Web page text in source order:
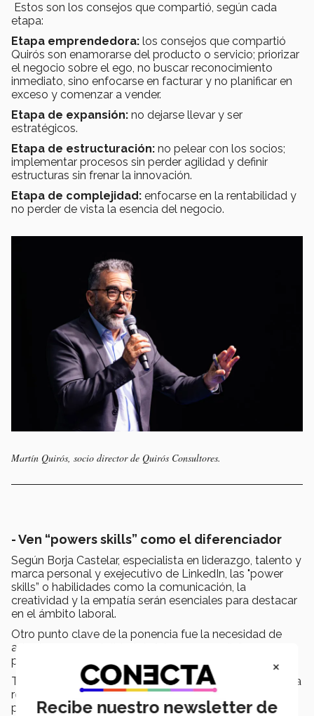
Estos son los consejos que compartió, según cada
etapa:
Etapa emprendedora: los consejos que compartió
Quirós son enamorarse del producto o servicio; priorizar
el negocio sobre el ego, no buscar reconocimiento
inmediato, sino enfocarse en facturar y no planificar en
exceso y comenzar a vender.
Etapa de expansión: no dejarse llevar y ser
estratégicos.
Etapa de estructuración: no pelear con los socios;
implementar procesos sin perder agilidad y definir
estructuras sin frenar la innovación.
Etapa de complejidad: enfocarse en la rentabilidad y
no perder de vista la esencia del negocio.
Martín Quirós, socio director de Quirós Consultores.
- Ven “powers skills” como el diferenciador
Según Borja Castelar, especialista en liderazgo, talento y
marca personal y exejecutivo de LinkedIn, las "power
skills” o habilidades como la comunicación, la
creatividad y la empatía serán esenciales para destacar
en el ámbito laboral.
Otro punto clave de la ponencia fue la necesidad de
adoptar una mentalidad de "eterno aprendiz”, ya que
para Borja, el aprendizaje debe ser continuo.
También habló de la relevancia de la marca personal. La
reputación y la red de contactos serán determinantes
para el éxito profesional.
×
Recibe nuestro newsletter de